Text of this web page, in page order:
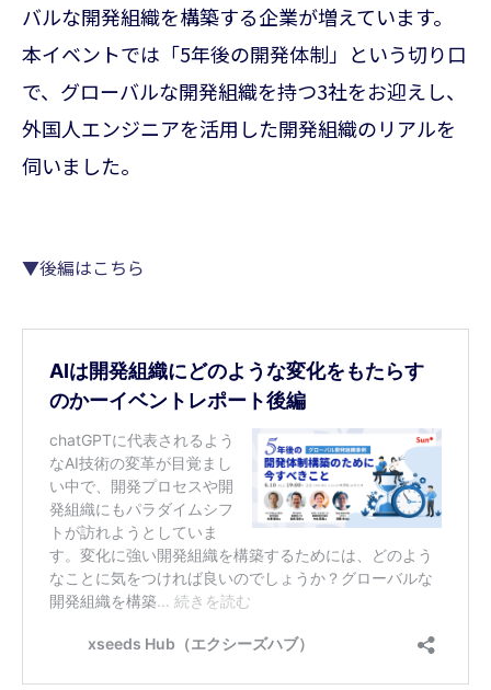
バルな開発組織を構築する企業が増えています。
本イベントでは「5年後の開発体制」という切り口
で、グローバルな開発組織を持つ3社をお迎えし、
外国人エンジニアを活用した開発組織のリアルを
伺いました。
▼後編はこちら